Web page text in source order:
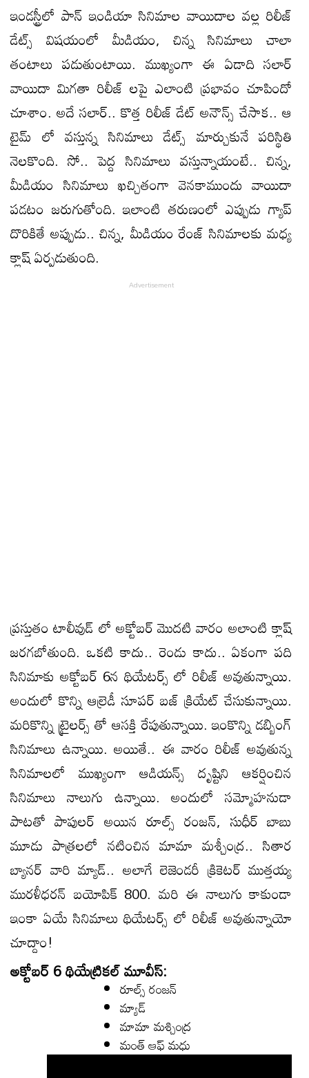
ఇండస్ట్రీలో పాన్ ఇండియా సినిమాల వాయిదాల వల్ల రిలీజ్
డేట్స్ విషయంలో మీడియం, చిన్న సినిమాలు చాలా
తంటాలు పడుతుంటాయి. ముఖ్యంగా ఈ ఏడాది సలార్
వాయిదా మిగతా రిలీజ్ లపై ఎలాంటి ప్రభావం చూపిందో
చూశాం. అదే సలార్.. కొత్త రిలీజ్ డేట్ అనౌన్స్ చేసాక.. ఆ
టైమ్ లో వస్తున్న సినిమాలు డేట్స్ మార్చుకునే పరిస్థితి
నెలకొంది. సో.. పెద్ద సినిమాలు వస్తున్నాయంటే.. చిన్న,
మీడియం సినిమాలు ఖచ్చితంగా వెనకాముందు వాయిదా
పడటం జరుగుతోంది. ఇలాంటి తరుణంలో ఎప్పుడు గ్యాప్
దొరికితే అప్పుడు.. చిన్న, మీడియం రేంజ్ సినిమాలకు మధ్య
క్లాష్ ఏర్పడుతుంది.
ప్రస్తుతం టాలీవుడ్ లో అక్టోబర్ మొదటి వారం అలాంటి క్లాష్
జరగబోతుంది. ఒకటి కాదు.. రెండు కాదు.. ఏకంగా పది
సినిమాకు అక్టోబర్ 6న థియేటర్స్ లో రిలీజ్ అవుతున్నాయి.
అందులో కొన్ని ఆల్రెడీ సూపర్ బజ్ క్రియేట్ చేసుకున్నాయి.
మరికొన్ని ట్రైలర్స్ తో ఆసక్తి రేపుతున్నాయి. ఇంకొన్ని డబ్బింగ్
సినిమాలు ఉన్నాయి. అయితే.. ఈ వారం రిలీజ్ అవుతున్న
సినిమాలలో ముఖ్యంగా ఆడియన్స్ దృష్టిని ఆకర్షించిన
సినిమాలు నాలుగు ఉన్నాయి. అందులో సమ్మోహనుడా
పాటతో పాపులర్ అయిన రూల్స్ రంజన్, సుధీర్ బాబు
మూడు పాత్రలలో నటించిన మామా మశ్చీంద్ర.. సితార
బ్యానర్ వారి మ్యాడ్.. అలాగే లెజెండరీ క్రికెటర్ ముత్తయ్య
మురళీధరన్ బయోపిక్ 800. మరి ఈ నాలుగు కాకుండా
ఇంకా ఏయే సినిమాలు థియేటర్స్ లో రిలీజ్ అవుతున్నాయో
చూద్దాం!
అక్టోబర్ 6 థియేట్రికల్ మూవీస్:
రూల్స్ రంజన్
మ్యాడ్
మామా మశ్చింద్ర
మంత్ ఆఫ్ మధు